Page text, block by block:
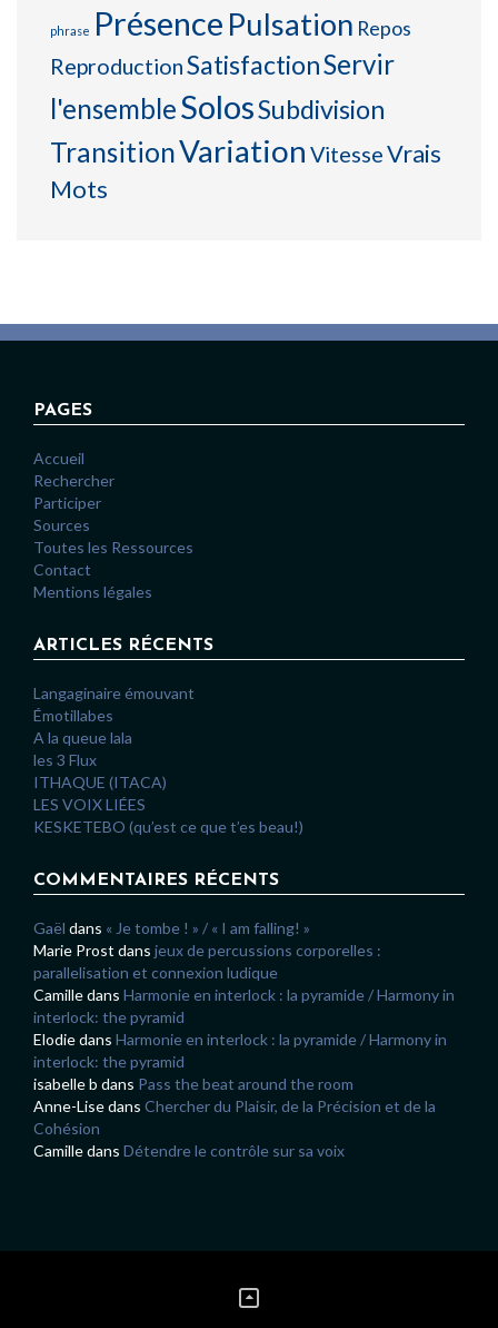
phrase Présence Pulsation Repos
ReproductionSatisfactionServir
l'ensembleSolosSubdivision
TransitionVariation VitesseVrais
Mots
PAGES
Accueil
Rechercher
Participer
Sources
Toutes les Ressources
Contact
Mentions légales
ARTICLES RÉCENTS
Langaginaire émouvant
Émotillabes
A la queue lala
les 3 Flux
ITHAQUE (ITACA)
LES VOIX LIÉES
KESKETEBO (qu’est ce que t’es beau!)
COMMENTAIRES RÉCENTS
Gaël dans « Je tombe ! » / « I am falling! »
Marie Prost dans jeux de percussions corporelles :
parallelisation et connexion ludique
Camilledans Harmonie en interlock : la pyramide / Harmony in
interlock: the pyramid
Elodiedans Harmonie en interlock : la pyramide / Harmony in
interlock: the pyramid
isabelle b dans Pass the beat around the room
Anne-Lisedans Chercher du Plaisir, de la Précision et de la
Cohésion
Camilledans Détendre le contrôle sur sa voix